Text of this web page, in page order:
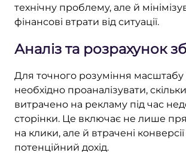
технічну проблему, але й
фінансові втрати від ситуації.
Аналіз та розрахунок
Для точного розуміння
необхідно проаналізувати,
витрачено на рекламу під час
сторінки. Це включає не лише
на клики, але й втрачені конверсії
потенційний дохід.